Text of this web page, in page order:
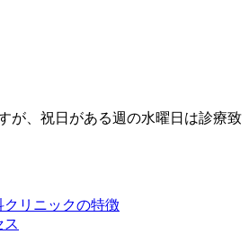
、祝日がある週の水曜日は診療致
クリニックの特徴
ス